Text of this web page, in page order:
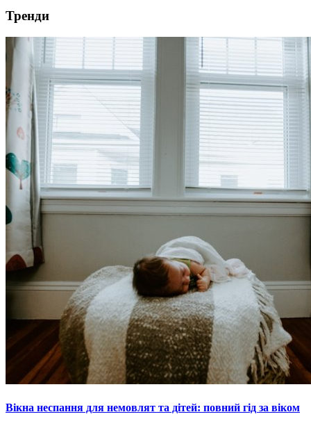
Тренди
Вікна неспання для немовлят та дітей: повний гід за віком